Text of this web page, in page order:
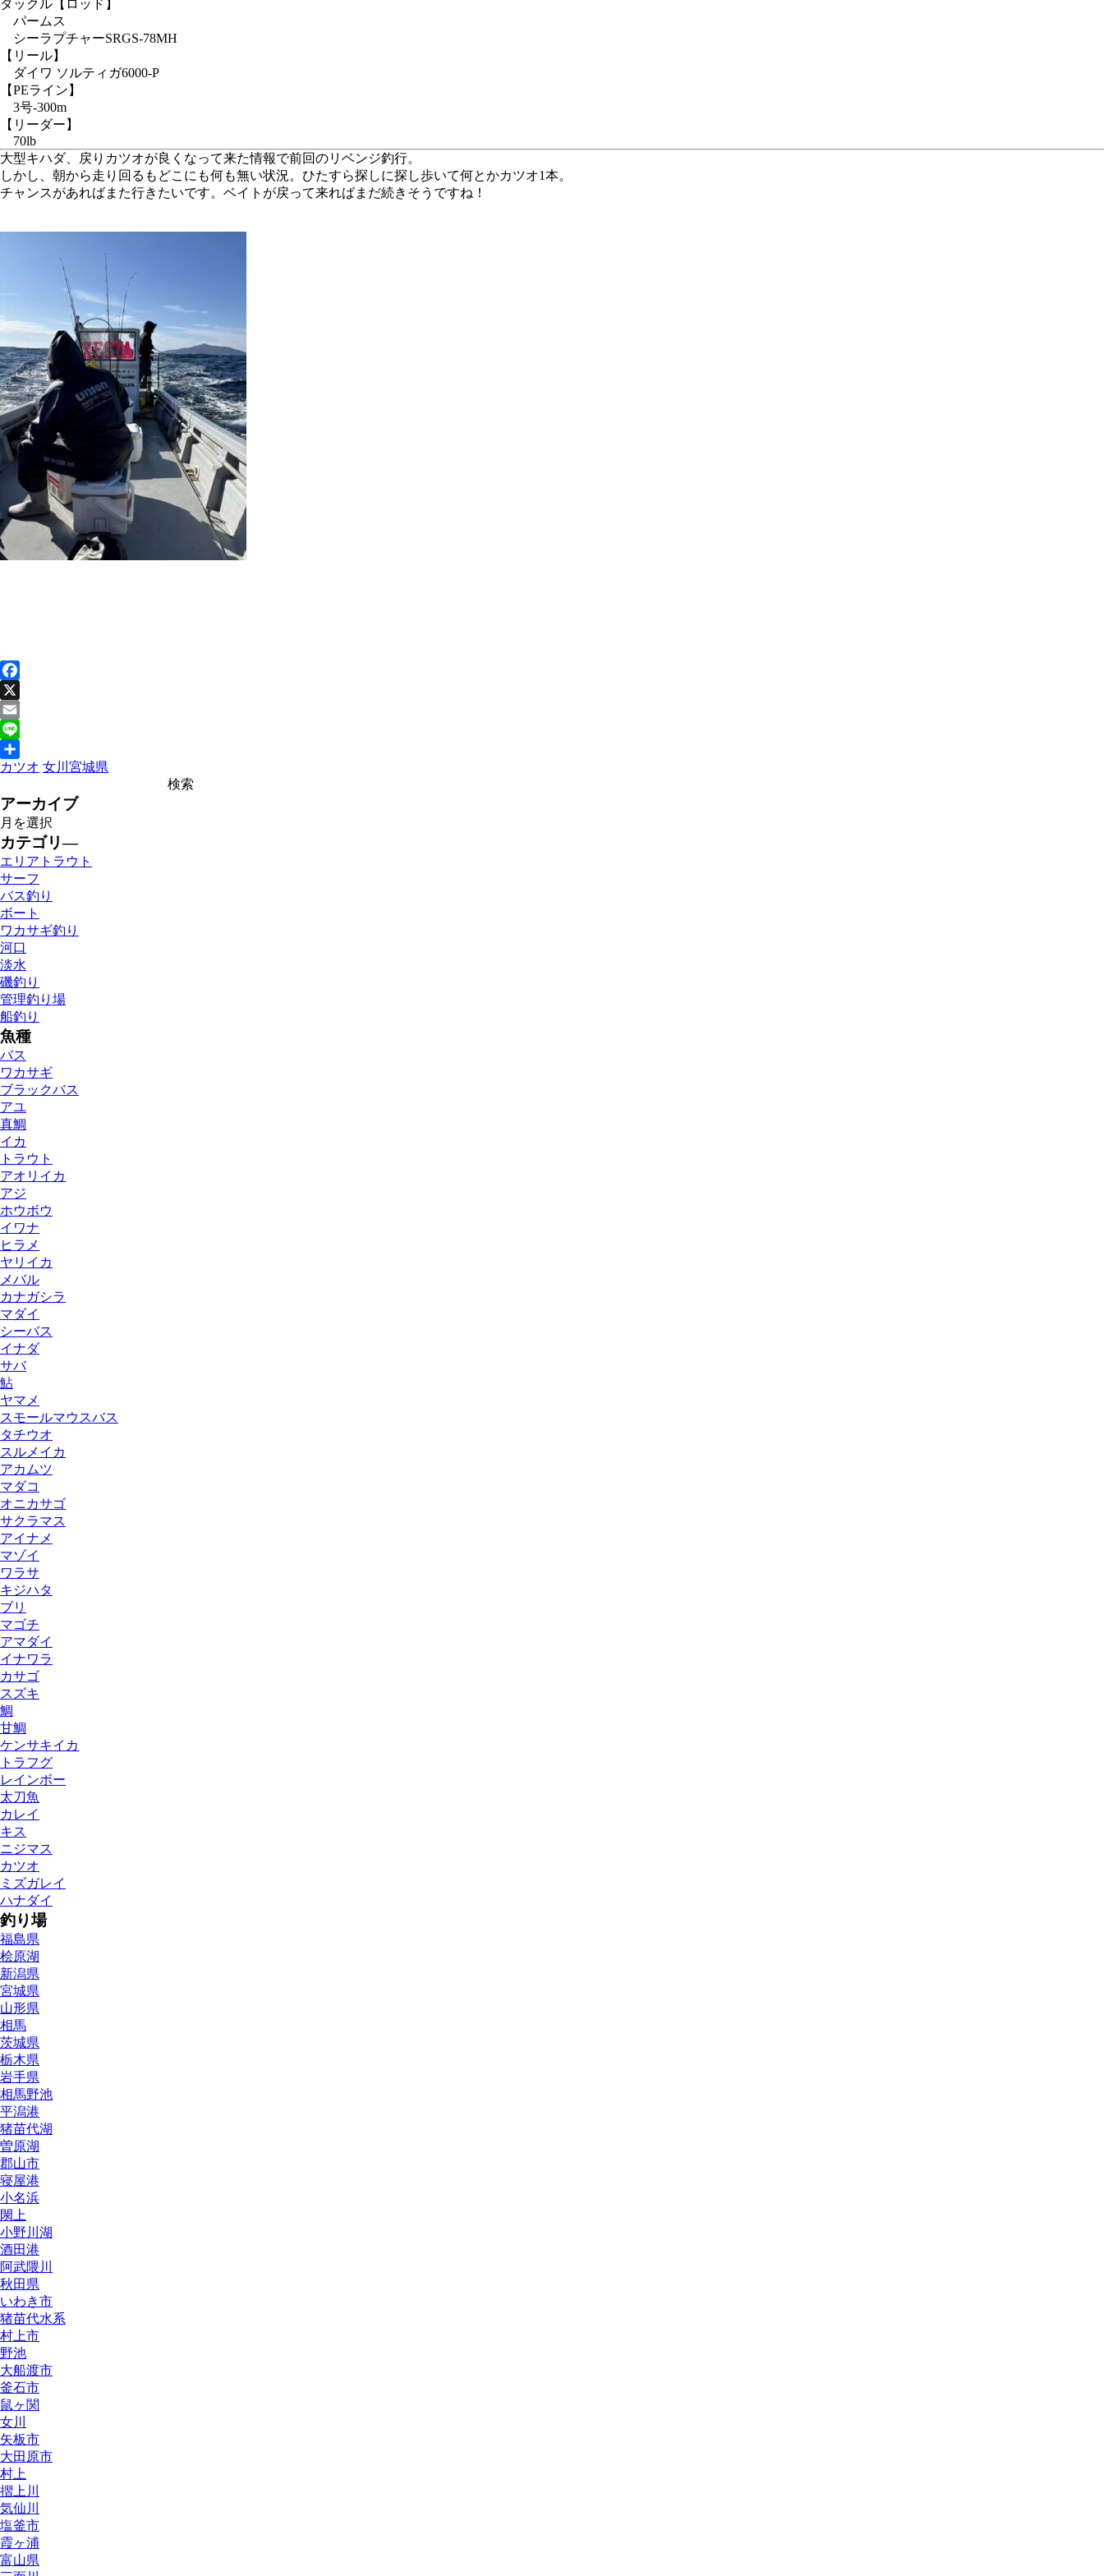
タックル 【ロッド】
パームス
シーラプチャーSRGS-78MH
【リール】
ダイワ ソルティガ6000-P
【PEライン】
3号-300m
【リーダー】
70lb
大型キハダ、戻りカツオが良くなって来た情報で前回のリベンジ釣行。
しかし、朝から走り回るもどこにも何も無い状況。ひたすら探しに探し歩いて何とかカツオ1本。
チャンスがあればまた行きたいです。ベイトが戻って来ればまだ続きそうですね！
Facebook
X
Email
Line
共
カツオ 女川 宮城県
アーカイブ
カテゴリ―
エリアトラウト
サーフ
バス釣り
ボート
ワカサギ釣り
河口
淡水
磯釣り
管理釣り場
船釣り
魚種
バス
ワカサギ
ブラックバス
アユ
真鯛
イカ
トラウト
アオリイカ
アジ
ホウボウ
イワナ
ヒラメ
ヤリイカ
メバル
カナガシラ
マダイ
シーバス
イナダ
サバ
鮎
ヤマメ
スモールマウスバス
タチウオ
スルメイカ
アカムツ
マダコ
オニカサゴ
サクラマス
アイナメ
マゾイ
ワラサ
キジハタ
ブリ
マゴチ
アマダイ
イナワラ
カサゴ
スズキ
鯛
甘鯛
ケンサキイカ
トラフグ
レインボー
太刀魚
カレイ
キス
ニジマス
カツオ
ミズガレイ
ハナダイ
釣り場
福島県
桧原湖
新潟県
宮城県
山形県
相馬
茨城県
栃木県
岩手県
相馬野池
平潟港
猪苗代湖
曽原湖
郡山市
寝屋港
小名浜
閖上
小野川湖
酒田港
阿武隈川
秋田県
いわき市
猪苗代水系
村上市
野池
大船渡市
釜石市
鼠ヶ関
女川
矢板市
大田原市
村上
摺上川
気仙川
塩釜市
霞ヶ浦
富山県